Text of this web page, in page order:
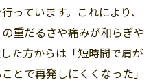
っています。これにより、
重だるさや痛みが和らぎや
た方からは「短時間で肩が
とで再発しにくくなった」